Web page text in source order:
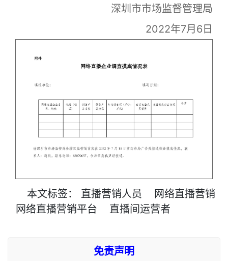
深圳市市场监督管理局
2022年7月6日
本文标签： 直播营销人员
网络直播营销
网络直播营销平台
直播间运营者
免责声明